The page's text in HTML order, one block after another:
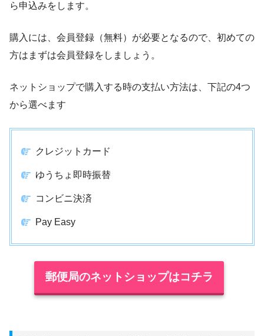
ら申込みをします。
購入には、会員登録（無料）が必要となるので、初めての
方はまずは会員登録をしましょう。
ネットショップで購入する時の支払い方法は、下記の4つ
から選べます
クレジットカード
ゆうちょ即時振替
コンビニ決済
Pay Easy
郵便局のネットショップはコチラ